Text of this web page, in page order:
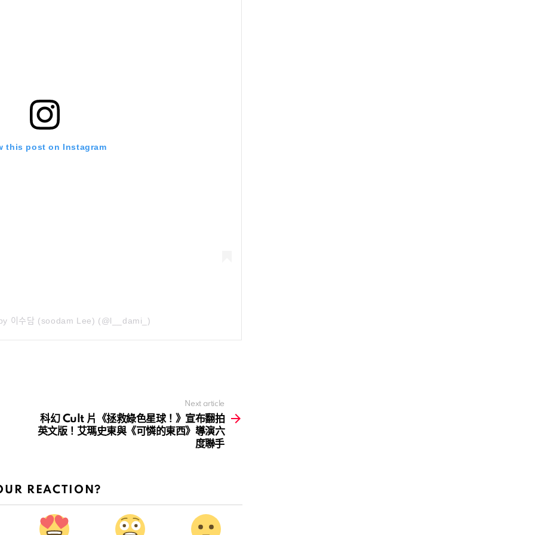
this post on Instagram
이수담 (soodam Lee) (@l__dami_)
Next article
科幻 Cult 片《拯救綠色星球！》宣布翻拍
英文版！艾瑪史東與《可憐的東西》導演六
度聯手
REACTION?